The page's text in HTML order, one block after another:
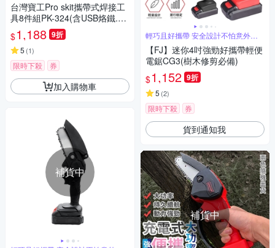
台灣寶工Pro skit攜帶式焊接工
具8件組PK-324(含USB烙鐵.防
磁鑷子.尖嘴鉗.斜口鉗.焊錫筆.
助焊劑.吸錫器.收納盒)
$1,188 9折
5 (1)
限時下殺 券
加入購物車
補貨中
輕巧且好攜帶 安全設計不怕意外發
生
【FJ】迷你4吋強勁好攜帶輕便
電鋸CG3(樹木修剪必備)
$1,152 9折
5 (2)
限時下殺 券
貨到通知我
補貨中